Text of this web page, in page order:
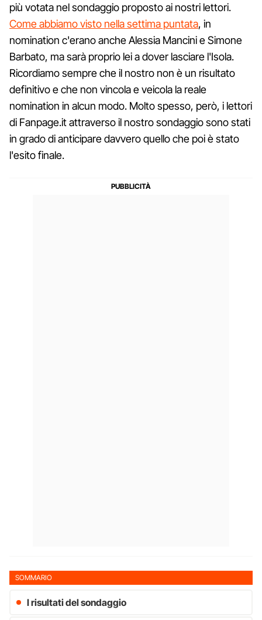
più votata nel sondaggio proposto ai nostri lettori.
Come abbiamo visto nella settima puntata, in
nomination c'erano anche Alessia Mancini e Simone
Barbato, ma sarà proprio lei a dover lasciare l'Isola.
Ricordiamo sempre che il nostro non è un risultato
definitivo e che non vincola e veicola la reale
nomination in alcun modo. Molto spesso, però, i lettori
di Fanpage.it attraverso il nostro sondaggio sono stati
in grado di anticipare davvero quello che poi è stato
l'esito finale.
SOMMARIO
I risultati del sondaggio